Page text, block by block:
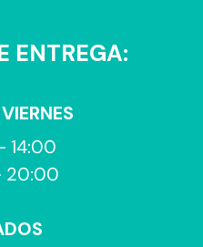
ENTREGA:
14:00
20:00